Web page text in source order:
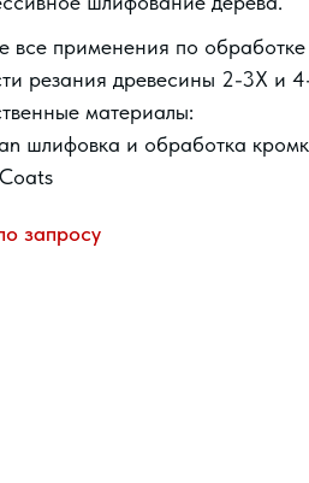
все применения по
резания древесины 2-3X и
материалы:
шлифовка и обработка
запросу